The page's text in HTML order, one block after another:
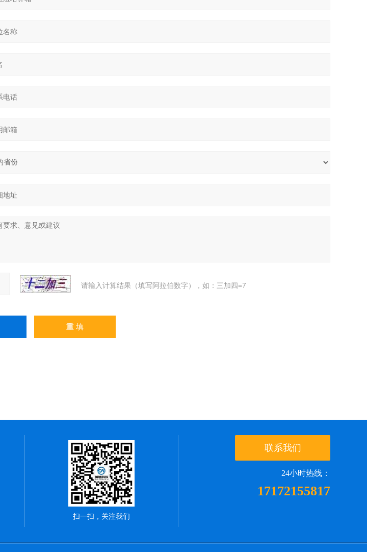
请输入计算结果（填写阿拉伯数字），如：三加四=7
扫一扫，关注我们
联系我们
24小时热线：
17172155817